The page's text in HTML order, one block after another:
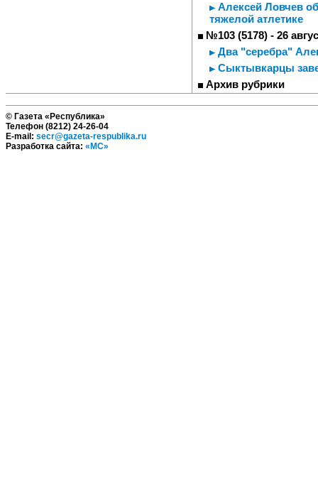
Алексей Ловчев
тяжелой атлетике
№103 (5178) - 26
Два "серебра"
Сыктывкарцы
Архив рубрики
© Газета «Республика»
Телефон (8212) 24-26-04
E-mail: secr@gazeta-respublika.ru
Разработка сайта: «МС»